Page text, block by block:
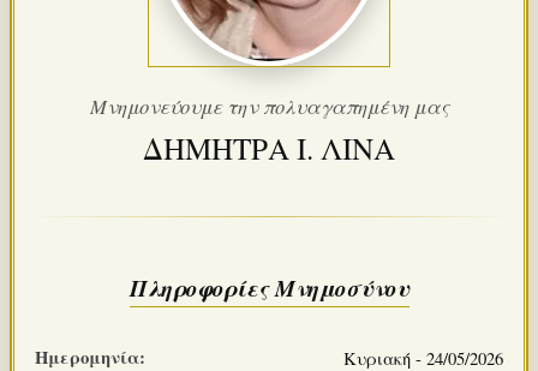
Μνημονεύουμε την πολυαγαπημένη μας
ΔΗΜΗΤΡΑ Ι. ΛΙΝΑ
Πληροφορίες Μνημοσύνου
Ημερομηνία: Κυριακή - 24/05/2026